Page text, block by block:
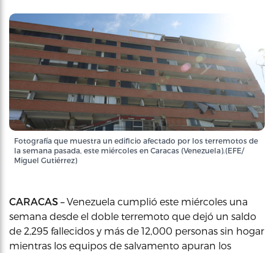
Fotografía que muestra un edificio afectado por los terremotos de
la semana pasada, este miércoles en Caracas (Venezuela).(EFE/
Miguel Gutiérrez)
CARACAS –Venezuela cumplió este miércoles una
semana desde el doble terremoto que dejó un saldo
de 2,295 fallecidos y más de 12,000 personas sin hogar
mientras los equipos de salvamento apuran los